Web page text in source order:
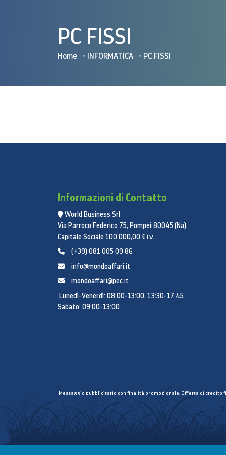
PC FISSI
Home INFORMATICA PC FISSI
Informazioni di Contatto
World Business Srl
Via Parroco Federico 75, Pompei 80045 (Na)
Capitale Sociale 100.000,00 € i.v.
(+39) 081 005 09 86
info@mondoaffari.it
mondoaffari@pec.it
Lunedì-Venerdì: 08:00-13:00, 13:30-17:45
Sabato: 09:00-13:00
Messaggio pubblicitario con finalità promozionale. Offerta di credito